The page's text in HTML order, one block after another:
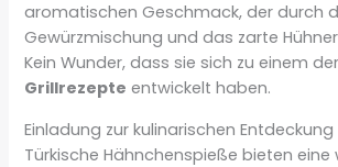
aromatischen Geschmack, der durch
Gewürzmischung und das zarte
Kein Wunder, dass sie sich zu einem
Grillrezepte entwickelt haben.
Einladung zur kulinarischen Entdeckung
Türkische Hähnchenspieße bieten eine